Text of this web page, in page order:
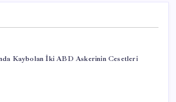
Kaybolan İki ABD Askerinin Cesetleri